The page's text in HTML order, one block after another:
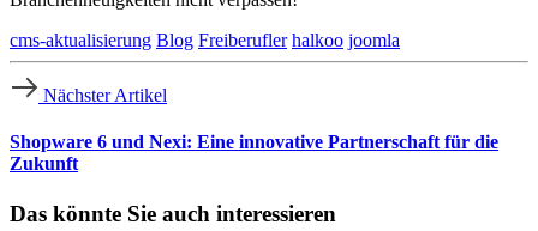
cms-aktualisierung Blog Freiberufler halkoo joomla
Nächster Artikel
Shopware 6 und Nexi: Eine innovative Partnerschaft für die
Zukunft
Das könnte Sie auch interessieren